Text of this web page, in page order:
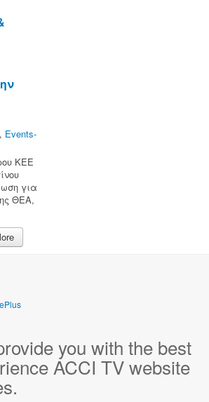
, Events-
ΚΕΕ
για
ΘΕΑ,
you with the best
ACCI TV website